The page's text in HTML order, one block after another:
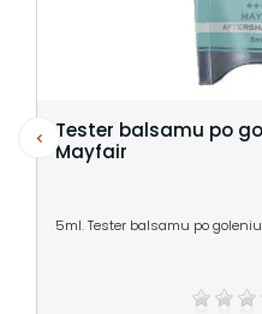
Tester balsamu po
Mayfair
5ml. Tester balsamu po